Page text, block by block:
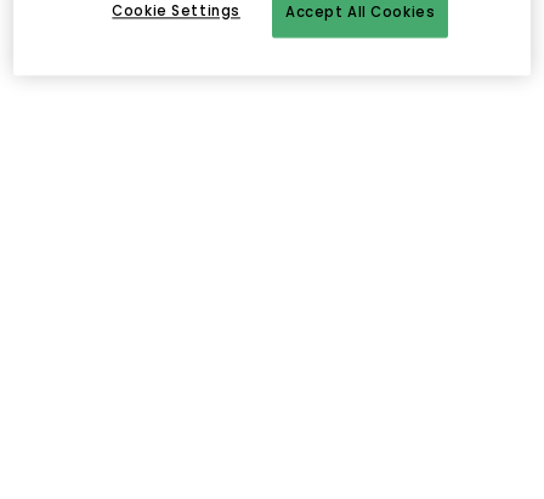
Accept All Cookies
Cookie Settings